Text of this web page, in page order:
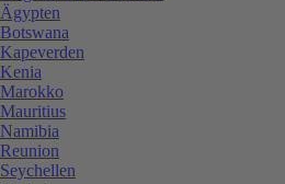
Ägypten
Botswana
Kapeverden
Kenia
Marokko
Mauritius
Namibia
Reunion
Seychellen